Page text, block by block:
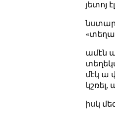
յետոյ
ամէն
մէկ ա
կշռել,
իսկ